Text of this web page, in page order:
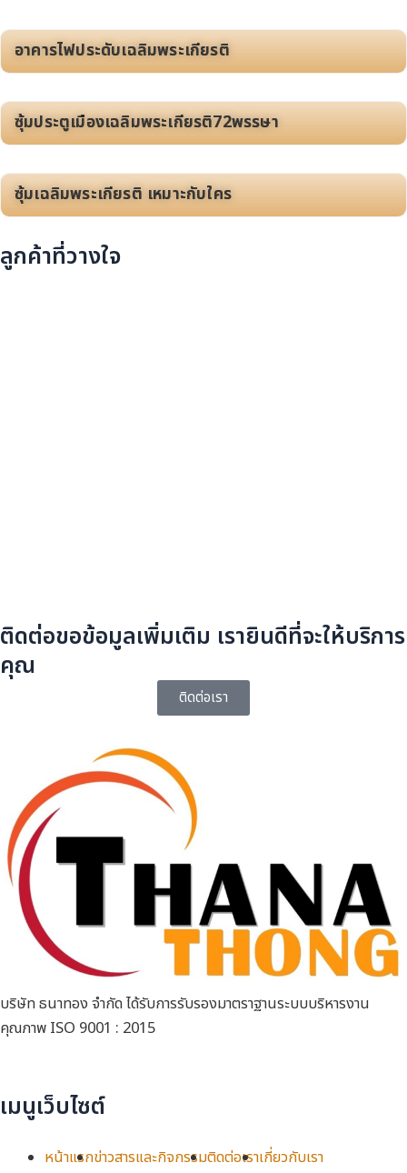
อาคารไฟประดับเฉลิมพระเกียรติ
ซุ้มประตูเมืองเฉลิมพระเกียรติ72พรรษา
ซุ้มเฉลิมพระเกียรติ เหมาะกับใคร
ลูกค้าที่วางใจ
ติดต่อขอข้อมูลเพิ่มเติม เรายินดีที่จะให้บริการ
คุณ
ติดต่อเรา
บริษัท ธนาทอง จำกัด ได้รับการรับรองมาตราฐานระบบบริหารงาน
คุณภาพ ISO 9001 : 2015
เมนูเว็บไซต์
หน้าแรกข่าวสารและกิจกรรมติดต่อเราเกี่ยวกับเรา